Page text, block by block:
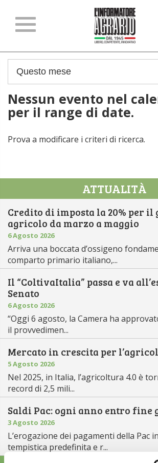
Nessun evento nel
per il range di date.
Prova a modificare i criteri di ricerca.
ATTUALITÀ
Credito di imposta la 20% per il
agricolo da marzo a maggio
6 Agosto 2026
Arriva una boccata d’ossigeno
comparto primario italiano,...
Il “ColtivaItalia” passa e va
Senato
6 Agosto 2026
“Oggi 6 agosto, la Camera ha
il provvedimen...
Mercato in crescita per
5 Agosto 2026
Nel 2025, in Italia, l’agricoltura 4.0 è
record di 2,5 mili...
Saldi Pac: ogni anno entro fine
3 Agosto 2026
L’erogazione dei pagamenti della Pac
tempistica predefinita e r...